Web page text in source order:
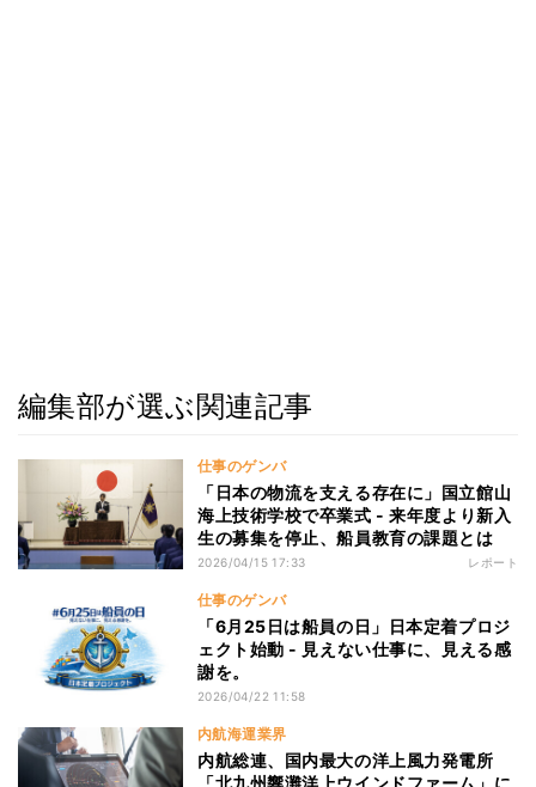
編集部が選ぶ関連記事
仕事のゲンバ
「日本の物流を支える存在に」国立館山
海上技術学校で卒業式 - 来年度より新入
生の募集を停止、船員教育の課題とは
2026/04/15 17:33 レポート
仕事のゲンバ
「6月25日は船員の日」日本定着プロジ
ェクト始動 - 見えない仕事に、見える感
謝を。
2026/04/22 11:58
内航海運業界
内航総連、国内最大の洋上風力発電所